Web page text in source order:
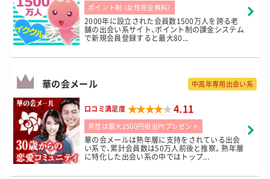
ポイント制 （女性完全無料）
2000年に設立された会員数1500万人を誇る老
舗の出会い系サイト、ポイント制の課金システム
で新規会員登録すると最大80...
華の会メール 中高年専用出会い系
口コミ満足度 ★★★★★
★★★★★4.11
男性は最大1500円相当Ptプレゼント
華の会メールは熟年層に支持をされている出会
い系で、累計会員数は50万人前後と推察。熟年層
に特化した出会い系の中ではトップ...